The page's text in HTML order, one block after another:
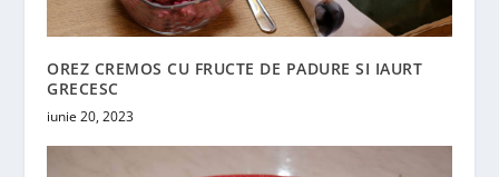
OREZ CREMOS CU FRUCTE DE PADURE SI IAURT
GRECESC
iunie 20, 2023